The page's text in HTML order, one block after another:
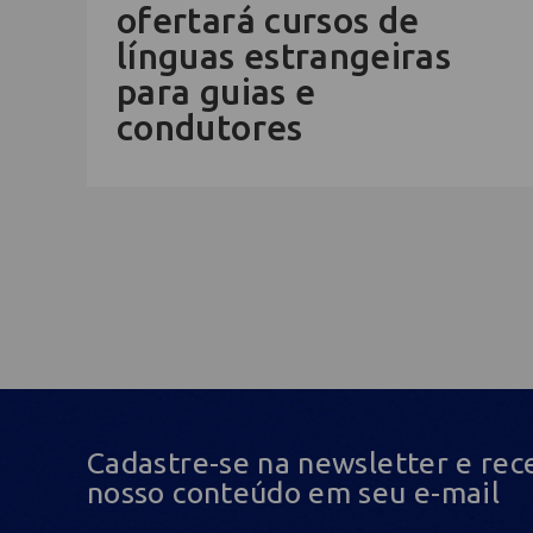
ofertará cursos de
línguas estrangeiras
para guias e
condutores
Cadastre-se na newsletter e
nosso conteúdo em seu e-mail